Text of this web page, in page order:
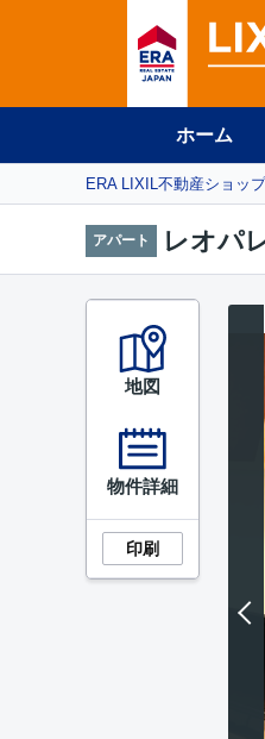
ホーム
ERA LIXIL不動産ショッ
アパート レオパ
地図
物件詳細
印刷